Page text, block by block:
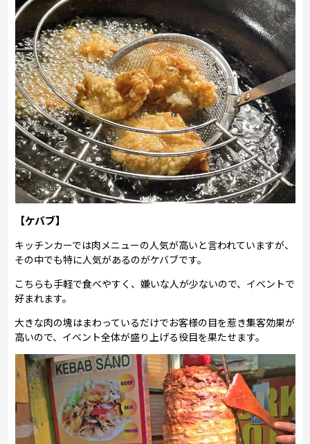
【ケバブ】
キッチンカーでは肉メニューの人気が高いと言われていますが、
その中でも特に人気があるのがケバブです。
こちらも手軽で食べやすく、嫌いな人が少ないので、イベントで
好まれます。
大きな肉の塊はまわっているだけでお客様の目を惹き集客効果が
高いので、イベント全体が盛り上げる役目を果たせます。